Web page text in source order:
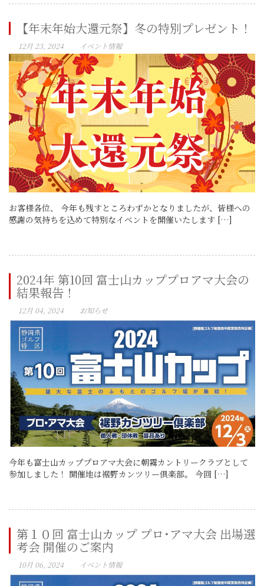
【年末年始大還元祭】冬の特別プレゼント！
12月 23, 2024 イベント情報
お客様各位、 今年も残すところわずかとなりましたが、皆様への
感謝の気持ちを込めて特別なイベントを開催いたします […]
2024年 第10回 富士山カッププロアマ大会の
結果報告！
12月 04, 2024 お知らせ
今年も富士山カッププロアマ大会に朝霧カントリークラブとして
参加しました！ 開催地は裾野カンツリー倶楽部。 今回 […]
第１０回 富士山カップ プロ･アマ大会 出場選
考会 開催のご案内
10月 06, 2024 イベント情報